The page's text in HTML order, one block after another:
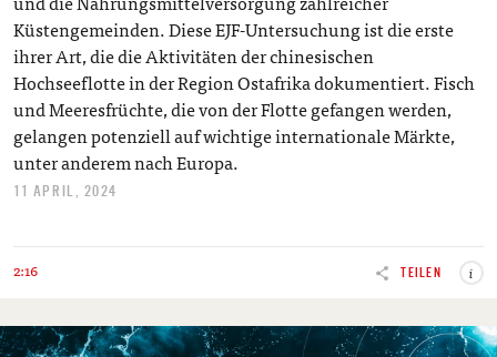
Küstengemeinden. Diese EJF-Untersuchung ist die erste
ihrer Art, die die Aktivitäten der chinesischen
Hochseeflotte in der Region Ostafrika dokumentiert. Fisch
und Meeresfrüchte, die von der Flotte gefangen werden,
gelangen potenziell auf wichtige internationale Märkte,
unter anderem nach Europa.
11 APRIL, 2024
2:16 i
TEILEN